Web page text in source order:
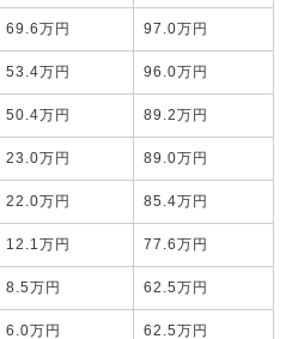
69.6万円 97.0万円
53.4万円 96.0万円
50.4万円 89.2万円
23.0万円 89.0万円
22.0万円 85.4万円
12.1万円 77.6万円
8.5万円 62.5万円
6.0万円 62.5万円